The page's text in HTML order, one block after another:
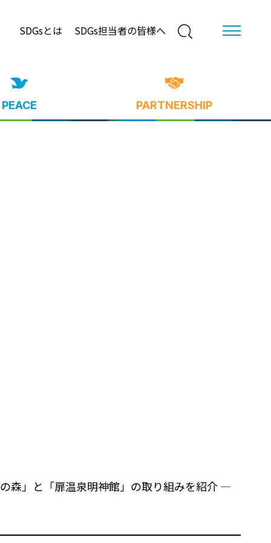
SDGsとは SDGs担当者の皆様へ
PEACE PARTNERSHIP
森」と「扉温泉明神館」の取り組みを紹介 ―